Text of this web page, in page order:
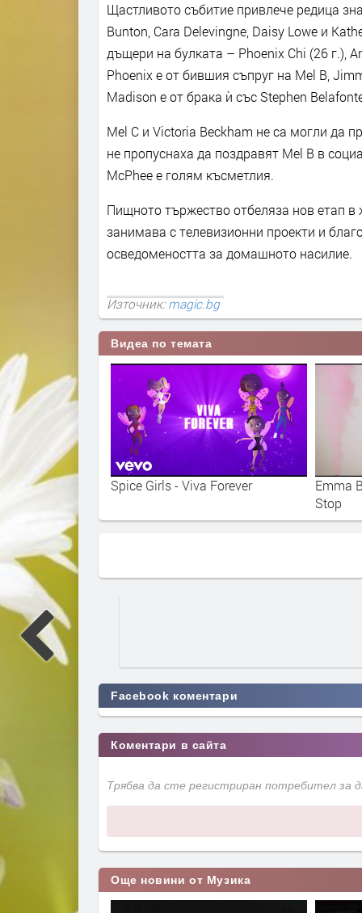
Щастливото събитие привлече редица
Bunton, Cara Delevingne, Daisy Lowe и
дъщери на булката – Phoenix Chi (26 г.),
Phoenix е от бившия съпруг на Mel B,
Madison е от брака ѝ със Stephen
Mel C и Victoria Beckham не са могли да
не пропуснаха да поздравят Mel B в
McPhee е голям късметлия.
Пищното тържество отбеляза нов етап в
занимава с телевизионни проекти и
осведомеността за домашното насилие.
Източник:magic.bg
Видеа по темата
- I Know Spice Girls - Viva Forever
Emma
Stop
Facebook коментари
Коментари в сайта
Трябва да сте регистриран потребител
Още новини от Музика